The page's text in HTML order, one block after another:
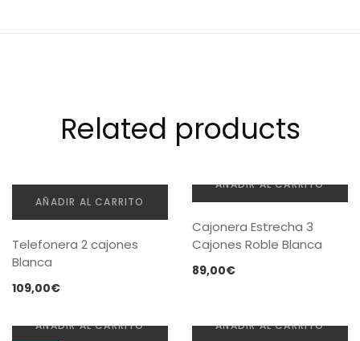
Related products
AÑADIR AL CARRITO
Telefonera 2 cajones
Blanca
109,00€
AÑADIR AL CARRITO
Cajonera Estrecha 3
Cajones Roble Blanca
89,00€
AÑADIR AL CARRITO AÑADIR AL CARRITO